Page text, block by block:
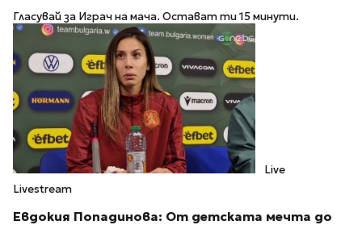
Гласувай за Играч на мача. Остават ти 15 минути.
Live
Livestream
Евдокия Попадинова: От детската мечта до